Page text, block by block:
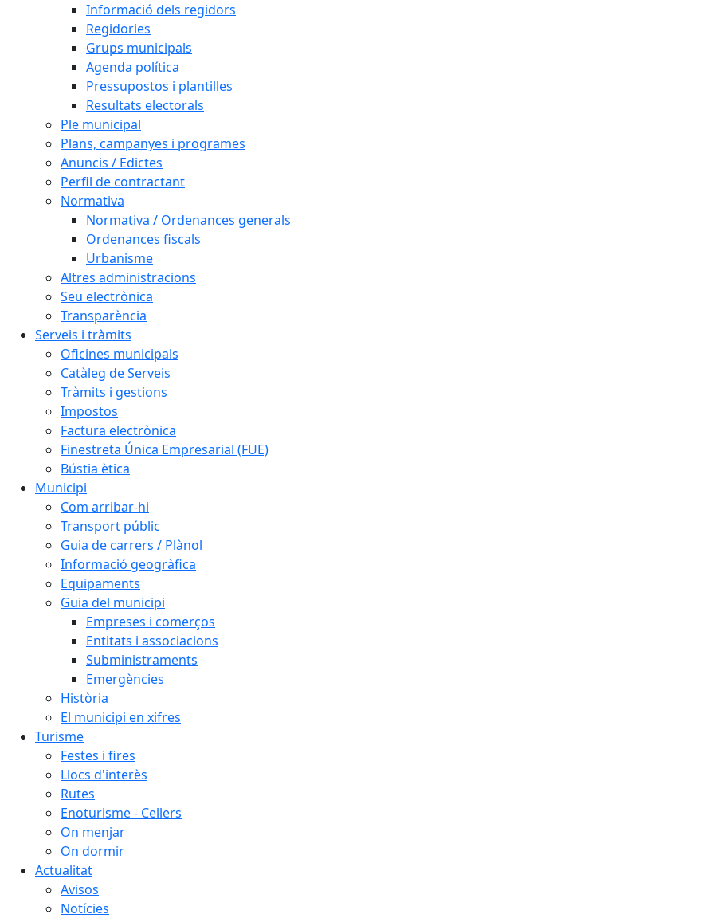
Informació dels regidors
Regidories
Grups municipals
Agenda política
Pressupostos i plantilles
Resultats electorals
Ple municipal
Plans, campanyes i programes
Anuncis / Edictes
Perfil de contractant
Normativa
Normativa / Ordenances generals
Ordenances fiscals
Urbanisme
Altres administracions
Seu electrònica
Transparència
Serveis i tràmits
Oficines municipals
Catàleg de Serveis
Tràmits i gestions
Impostos
Factura electrònica
Finestreta Única Empresarial (FUE)
Bústia ètica
Municipi
Com arribar-hi
Transport públic
Guia de carrers / Plànol
Informació geogràfica
Equipaments
Guia del municipi
Empreses i comerços
Entitats i associacions
Subministraments
Emergències
Història
El municipi en xifres
Turisme
Festes i fires
Llocs d'interès
Rutes
Enoturisme - Cellers
On menjar
On dormir
Actualitat
Avisos
Notícies